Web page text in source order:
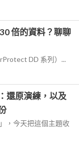
倍的資料？聊聊
DD 系列）...
還原演練，以及
，今天把這個主題收